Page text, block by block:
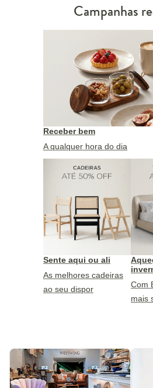
Campanhas
Receber bem
A qualquer hora do dia
Sente aqui ou ali
As melhores cadeiras
ao seu dispor
Com
mais